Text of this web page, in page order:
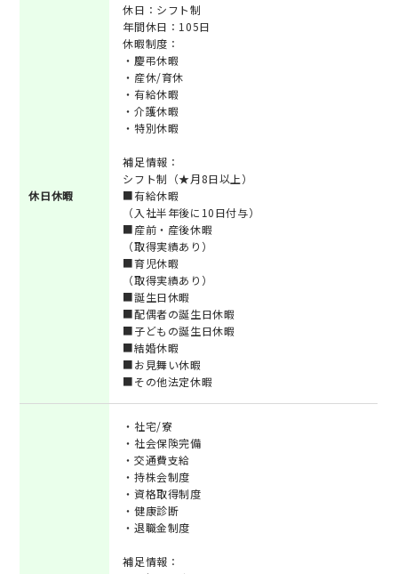
休日休暇
休日：シフト制
年間休日：105日
休暇制度：
・慶弔休暇
・産休/育休
・有給休暇
・介護休暇
・特別休暇
補足情報：
シフト制（★月8日以上）
■有給休暇
（入社半年後に10日付与）
■産前・産後休暇
（取得実績あり）
■育児休暇
（取得実績あり）
■誕生日休暇
■配偶者の誕生日休暇
■子どもの誕生日休暇
■結婚休暇
■お見舞い休暇
■その他法定休暇
・社宅/寮
・社会保険完備
・交通費支給
・持株会制度
・資格取得制度
・健康診断
・退職金制度
補足情報：